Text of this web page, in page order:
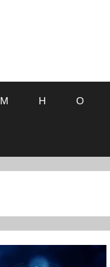
М Н О